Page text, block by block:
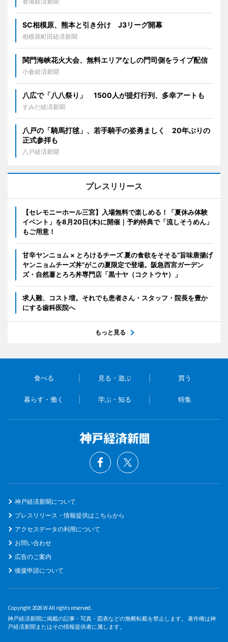
SC相模原、熊本と引き分け J3リーグ開幕
相模原町田経済新聞
関門海峡花火大会、無料エリアなしの門司側をライブ配信
小倉経済新聞
八広で「八八祭り」 1500人が提灯行列、多幸アートも
すみだ経済新聞
八戸の「騎馬打毬」、若手騎手の姿勇ましく 20年ぶりの
正式参拝も
八戸経済新聞
プレスリリース
【セレモニーホール三宮】入場無料で楽しめる！「夏休み体験
イベント」を8月20日(木)に開催｜予約特典で「流しそうめん」
もご用意！
甘辛ヤンニョム × とろけるチーズ 夏の食欲をそそる“旨味唐揚げ
ヤンニョムチーズ丼”がこの夏限定で登場。阪急西宮ガーデン
ズ・自然薯とろろ丼専門店「黒十ヤ（コクトウヤ）」
求人難、コスト増。それでも患者さん・スタッフ・院長を豊か
にする歯科医院へ
もっと見る
食べる 見る・遊ぶ 買う
暮らす・働く 学ぶ・知る 特集
神戸経済新聞について
プレスリリース・情報提供はこちらから
アクセスデータの利用について
お問い合わせ
広告のご案内
後援申請について
Copyright 2026 W All rights reserved.
神戸経済新聞に掲載の記事・写真・図表などの無断転載を禁止します。 著作権は神
戸経済新聞またはその情報提供者に属します。